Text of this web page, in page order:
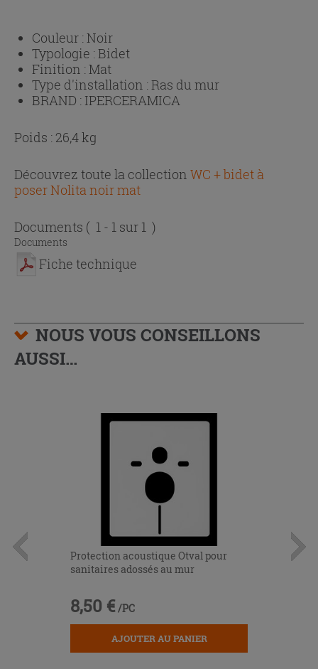
Couleur :Noir
Typologie :Bidet
Finition :Mat
Type d'installation :Ras du mur
BRAND : IPERCERAMICA
Poids : 26,4 kg
Découvrez toute la collection WC + bidet à
poser Nolita noir mat
Documents ( 1 - 1 sur 1 )
Documents
Fiche technique
NOUS VOUS CONSEILLONS
AUSSI…
Protection acoustique Otval pour
sanitaires adossés au mur
8,50 € /PC
AJOUTER AU PANIER